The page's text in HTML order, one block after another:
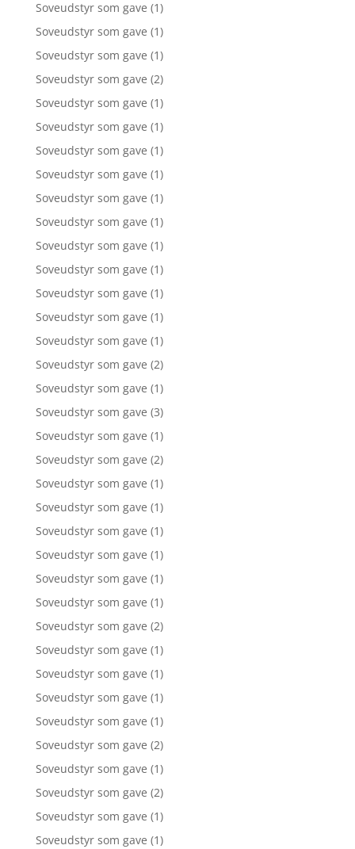
Soveudstyr som gave (1)
Soveudstyr som gave (1)
Soveudstyr som gave (1)
Soveudstyr som gave (2)
Soveudstyr som gave (1)
Soveudstyr som gave (1)
Soveudstyr som gave (1)
Soveudstyr som gave (1)
Soveudstyr som gave (1)
Soveudstyr som gave (1)
Soveudstyr som gave (1)
Soveudstyr som gave (1)
Soveudstyr som gave (1)
Soveudstyr som gave (1)
Soveudstyr som gave (1)
Soveudstyr som gave (2)
Soveudstyr som gave (1)
Soveudstyr som gave (3)
Soveudstyr som gave (1)
Soveudstyr som gave (2)
Soveudstyr som gave (1)
Soveudstyr som gave (1)
Soveudstyr som gave (1)
Soveudstyr som gave (1)
Soveudstyr som gave (1)
Soveudstyr som gave (1)
Soveudstyr som gave (2)
Soveudstyr som gave (1)
Soveudstyr som gave (1)
Soveudstyr som gave (1)
Soveudstyr som gave (1)
Soveudstyr som gave (2)
Soveudstyr som gave (1)
Soveudstyr som gave (2)
Soveudstyr som gave (1)
Soveudstyr som gave (1)